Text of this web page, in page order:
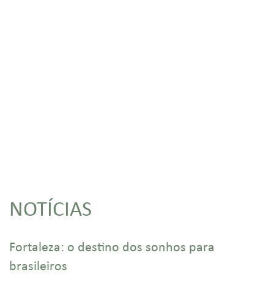
NOTÍCIAS
Fortaleza: o destino dos sonhos para
brasileiros